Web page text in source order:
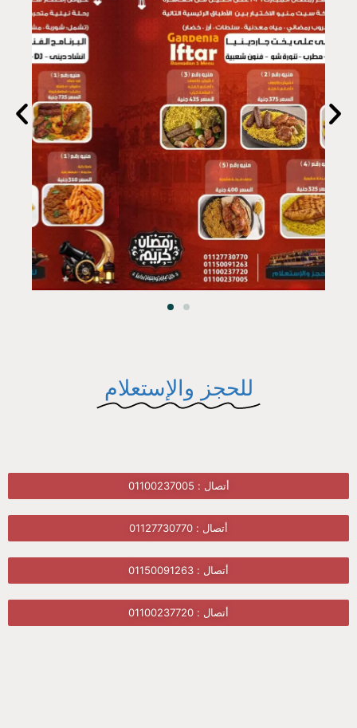
للحجز والإستعلام
أتصال : 01100237005
أتصال : 01127730770
أتصال : 01150091263
أتصال : 01100237720